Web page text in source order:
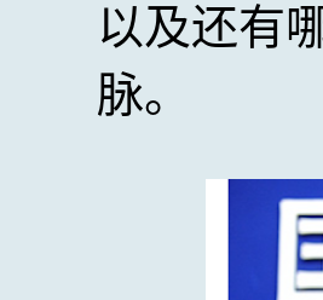
以及还有
脉。